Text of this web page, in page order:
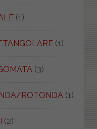
(1)
(1)
(3)
ROTONDA(1)
(2)